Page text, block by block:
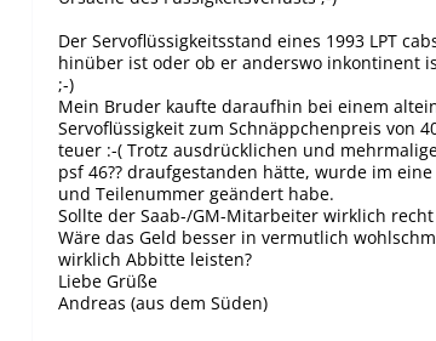
Der Servoflüssigkeitsstand eines 1993 LPT
hinüber ist oder ob er anderswo inkontinent
;-)
Mein Bruder kaufte daraufhin bei einem
Servoflüssigkeit zum Schnäppchenpreis von
teuer :-( Trotz ausdrücklichen und
psf 46?? draufgestanden hätte, wurde im
und Teilenummer geändert habe.
Sollte der Saab-/GM-Mitarbeiter wirklich
Wäre das Geld besser in vermutlich
wirklich Abbitte leisten?
Liebe Grüße
Andreas (aus dem Süden)